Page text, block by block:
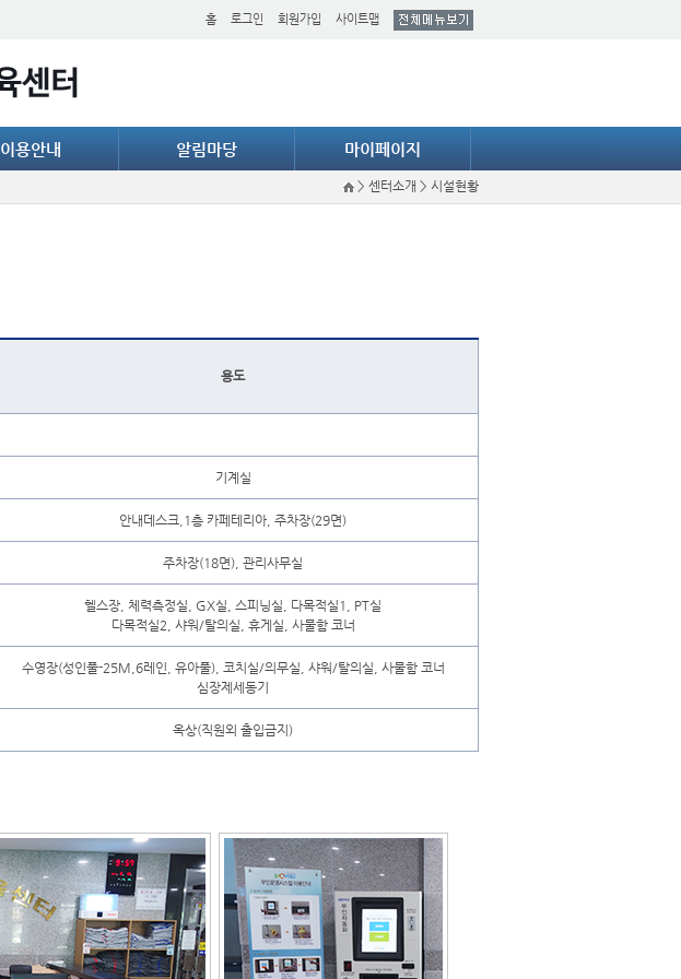
홈 로그인 회원가입 사이트맵
이용안내 알림마당 마이페이지
> 센터소개 > 시설현황
용도
기계실
안내데스크,1층 카페테리아, 주차장(29면)
주차장(18면), 관리사무실
헬스장, 체력측정실, GX실, 스피닝실, 다목적실1, PT실
다목적실2, 샤워/탈의실, 휴게실, 사물함 코너
수영장(성인풀-25M,6레인, 유아풀), 코치실/의무실, 샤워/탈의실, 사물함 코너
심장제세동기
옥상(직원외 출입금지)